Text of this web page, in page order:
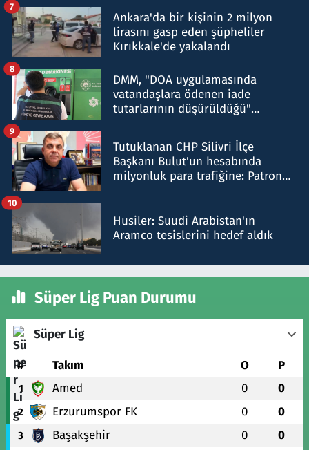
Ankara'da bir kişinin 2 milyon
lirasını gasp eden şüpheliler
Kırıkkale'de yakalandı
7
DMM, "DOA uygulamasında
vatandaşlara ödenen iade
tutarlarının düşürüldüğü"
8
Tutuklanan CHP Silivri İlçe
Başkanı Bulut'un hesabında
milyonluk para trafiğine: Patron
9
Husiler: Suudi Arabistan'ın
Aramco tesislerini hedef aldık
10
Süper Lig Puan Durumu
Süper Lig
# Takım O P
1 Amed 0 0
2 Erzurumspor FK 0 0
3 Başakşehir 0 0